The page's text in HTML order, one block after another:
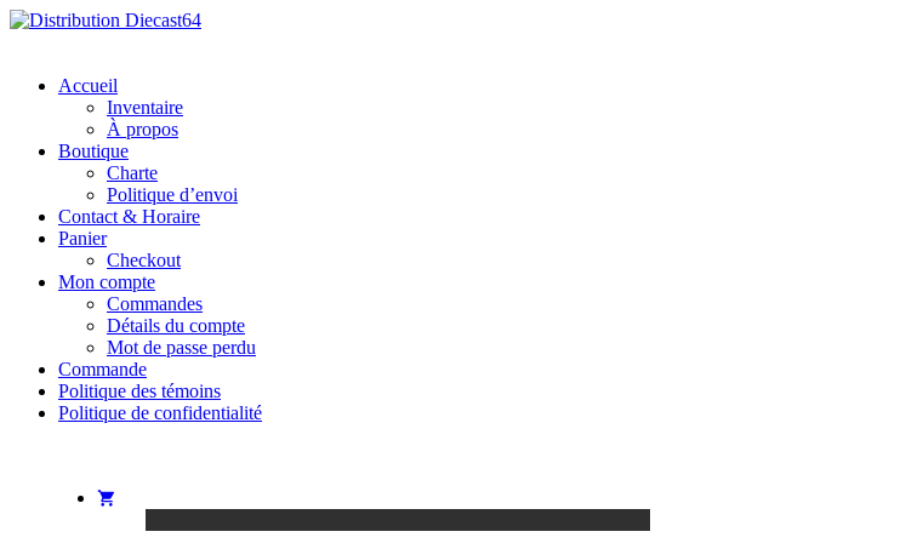
Skip
Accueil
Inventaire
À propos
Boutique
Charte
Politique d’envoi
Contact & Horaire
Panier
Checkout
Mon compte
Commandes
Détails du compte
Mot de passe perdu
Commande
Politique des témoins
Politique de confidentialité